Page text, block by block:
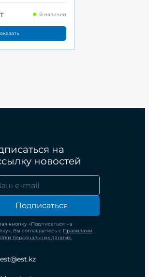
В наличии
на
новостей
Подписаться
кнопку «Подписаться на
Вы соглашаетесь с Правилами
персональных данных.
est@est.kz